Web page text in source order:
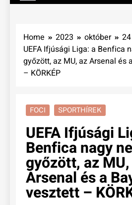
Home 2023 október
24
UEFA Ifjúsági Liga: a Benfica
győzött, az MU, az Arsenal és
– KÖRKÉP
FOCI SPORTHÍREK
UEFA Ifjúsági
Benfica nagy
győzött, az
Arsenal és a
vesztett –